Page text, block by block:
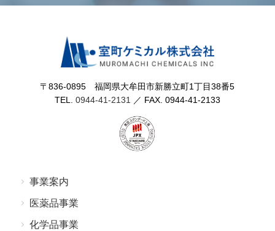
〒836-0895 福岡県⼤牟⽥市新勝⽴町1丁⽬38番5
TEL. 0944-41-2131 ／ FAX. 0944-41-2133
事業案内
医薬品事業
化学品事業